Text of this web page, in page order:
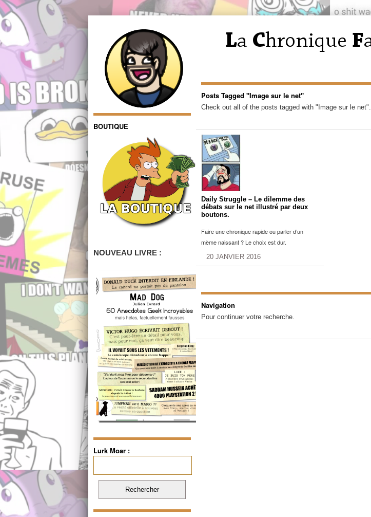
BOUTIQUE
NOUVEAU LIVRE :
Lurk Moar :
Posts Tagged "Image sur le net"
Check out all of the posts tagged with "Image sur le net".
Daily Struggle – Le dilemme des
débats sur le net illustré par deux
boutons.
Faire une chronique rapide ou parler d’un
mème naissant ? Le choix est dur.
20 JANVIER 2016
Navigation
Pour continuer votre recherche.